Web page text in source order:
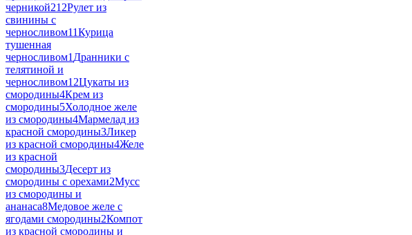
черникой212Рулет из
свинины с
черносливом11Курица
тушенная
черносливом1Дранники с
телятиной и
черносливом12Цукаты из
смородины4Крем из
смородины5Холодное желе
из смородины4Мармелад из
красной смородины3Ликер
из красной смородины4Желе
из красной
смородины3Десерт из
смородины с орехами2Мусс
из смородины и
ананаса8Медовое желе с
ягодами смородины2Компот
из красной смородины и